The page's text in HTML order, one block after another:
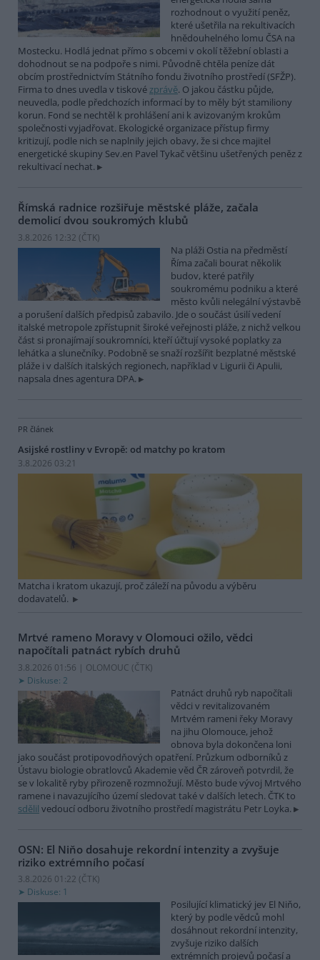
rozhodnout o využití peněz,
které ušetřila na rekultivacích
hnědouhelného lomu ČSA na
Mostecku. Hodlá jednat přímo s obcemi v okolí těžební oblasti a
dohodnout se na podpoře s nimi. Původně chtěla peníze dát
obcím prostřednictvím Státního fondu životního prostředí (SFŽP).
Firma to dnes uvedla v tiskovézprávě. O jakou částku půjde,
neuvedla, podle předchozích informací by to měly být stamiliony
korun. Fond se nechtěl k prohlášení ani k avizovaným krokům
společnosti vyjadřovat. Ekologické organizace přístup firmy
kritizují, podle nich se naplnily jejich obavy, že si chce majitel
energetické skupiny Sev.en Pavel Tykač většinu ušetřených peněz z
rekultivací nechat.
Římská radnice rozšiřuje městské pláže, začala
demolicí dvou soukromých klubů
3.8.2026 12:32 (ČTK)
Na pláži Ostia na předměstí
Říma začali bourat několik
budov, které patřily
soukromému podniku a které
město kvůli nelegální výstavbě
a porušení dalších předpisů zabavilo. Jde o součást úsilí vedení
italské metropole zpřístupnit široké veřejnosti pláže, z nichž velkou
část si pronajímají soukromníci, kteří účtují vysoké poplatky za
lehátka a slunečníky. Podobně se snaží rozšířit bezplatné městské
pláže i v dalších italských regionech, například v Ligurii či Apulii,
napsala dnes agentura DPA.
PR článek
Asijské rostliny v Evropě: od matchy po kratom
3.8.2026 03:21
Matcha i kratom ukazují, proč záleží na původu a výběru
dodavatelů.
Mrtvé rameno Moravy v Olomouci ožilo, vědci
napočítali patnáct rybích druhů
3.8.2026 01:56 | OLOMOUC (ČTK)
Diskuse: 2
Patnáct druhů ryb napočítali
vědci v revitalizovaném
Mrtvém rameni řeky Moravy
na jihu Olomouce, jehož
obnova byla dokončena loni
jako součást protipovodňových opatření. Průzkum odborníků z
Ústavu biologie obratlovců Akademie věd ČR zároveň potvrdil, že
se v lokalitě ryby přirozeně rozmnožují. Město bude vývoj Mrtvého
ramene i navazujícího území sledovat také v dalších letech. ČTK to
sdělil vedoucí odboru životního prostředí magistrátu Petr Loyka.
OSN: El Niňo dosahuje rekordní intenzity a zvyšuje
riziko extrémního počasí
3.8.2026 01:22 (ČTK)
Diskuse: 1
Posilující klimatický jev El Niňo,
který by podle vědců mohl
dosáhnout rekordní intenzity,
zvyšuje riziko dalších
extrémních projevů počasí a